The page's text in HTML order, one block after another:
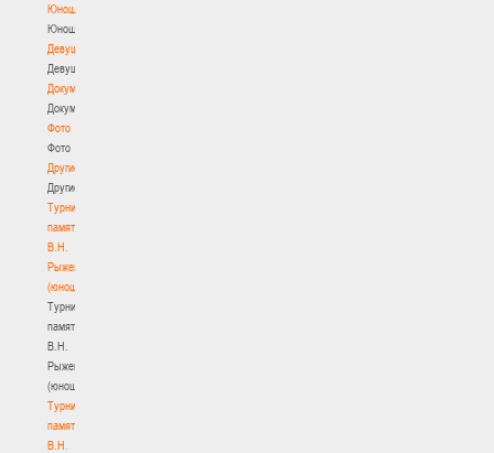
Юноши
Юноши
Девушки
Девушки
Документы
Документы
Фото
Фото
Другие
Другие
Турнир
памяти
В.Н.
Рыженкова
(юноши)
Турнир
памяти
В.Н.
Рыженкова
(юноши)
Турнир
памяти
В.Н.